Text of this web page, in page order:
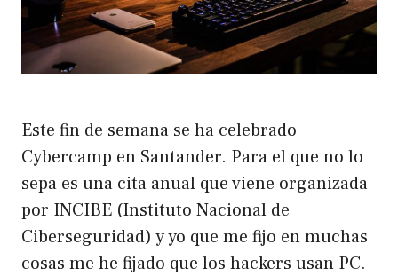
Este fin de semana se ha celebrado
Cybercamp en Santander. Para el que no lo
sepa es una cita anual que viene organizada
por INCIBE (Instituto Nacional de
Ciberseguridad) y yo que me fijo en muchas
cosas me he fijado que los hackers usan PC.